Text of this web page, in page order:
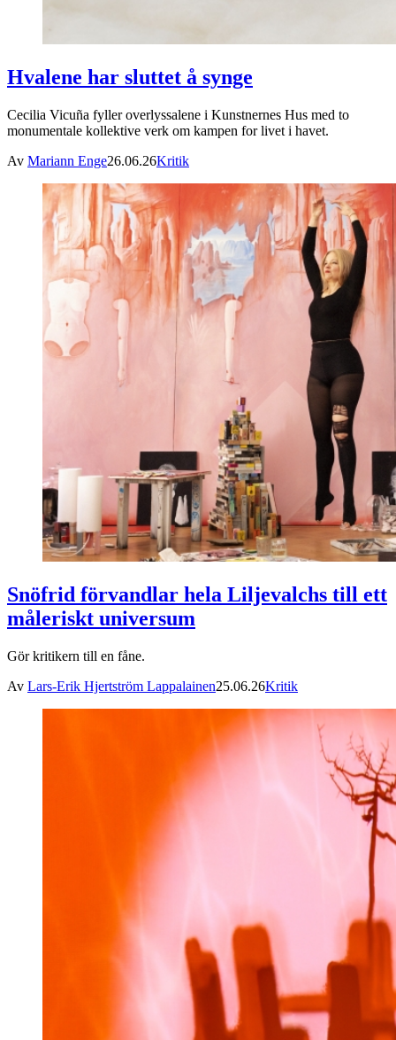
Hvalene har sluttet å synge
Cecilia Vicuña fyller overlyssalene i Kunstnernes Hus med to
monumentale kollektive verk om kampen for livet i havet.
Av Mariann Enge26.06.26Kritik
Snöfrid förvandlar hela Liljevalchs till ett
måleriskt universum
Gör kritikern till en fåne.
Av Lars-Erik Hjertström Lappalainen25.06.26Kritik